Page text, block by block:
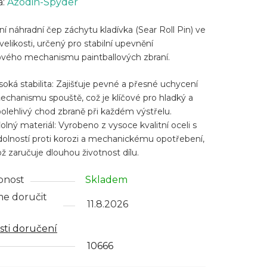
náhradní čep záchytu kladívka (Sear Roll Pin) ve
určený pro stabilní upevnění
mechanismu paintballových zbraní.
stabilita: Zajišťuje pevné a přesné uchycení
spouště, což je klíčové pro hladký a
chod zbraně při každém výstřelu.
materiál: Vyrobeno z vysoce kvalitní oceli s
proti korozi a mechanickému opotřebení,
zaručuje dlouhou životnost dílu.
Skladem
doručit
11.8.2026
doručení
10666